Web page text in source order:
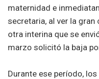
maternidad e
secretaria, al ver la
otra interina que se
marzo solicitó la baja
Durante ese período,